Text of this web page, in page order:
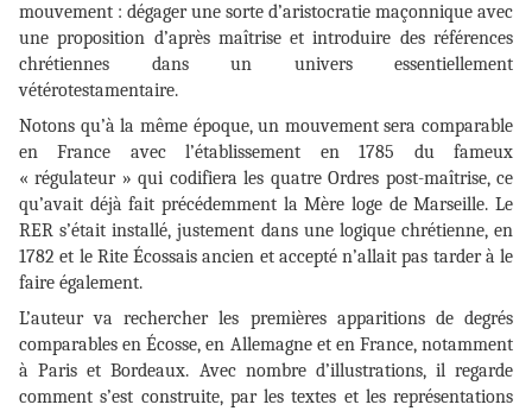
mouvement : dégager une sorte d’aristocratie maçonnique avec
une proposition d’après maîtrise et introduire des références
chrétiennes dans un univers essentiellement
vétérotestamentaire.
Notons qu’à la même époque, un mouvement sera comparable
en France avec l’établissement en 1785 du fameux
« régulateur » qui codifiera les quatre Ordres post-maîtrise, ce
qu’avait déjà fait précédemment la Mère loge de Marseille. Le
RER s’était installé, justement dans une logique chrétienne, en
1782 et le Rite Écossais ancien et accepté n’allait pas tarder à le
faire également.
L’auteur va rechercher les premières apparitions de degrés
comparables en Écosse, en Allemagne et en France, notamment
à Paris et Bordeaux. Avec nombre d’illustrations, il regarde
comment s’est construite, par les textes et les représentations